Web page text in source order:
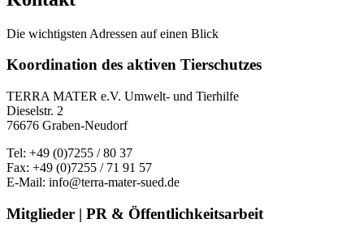
Die wichtigsten Adressen auf einen Blick
Koordination des aktiven Tierschutzes
TERRA MATER e.V. Umwelt- und Tierhilfe
Dieselstr. 2
76676 Graben-Neudorf
Tel: +49 (0)7255 / 80 37
Fax: +49 (0)7255 / 71 91 57
E-Mail: info@terra-mater-sued.de
Mitglieder | PR & Öffentlichkeitsarbeit